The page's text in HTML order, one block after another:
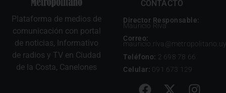
Plataforma de medios de
comunicación con portal
de noticias, Informativo
de radios y TV en Ciudad
de la Costa, Canelones
CONTACTO
Director Responsable:
Mauricio Riva
Correo:
mauricio.riva@metropolitano.uy
Teléfono: 2 698 78 66
Celular: 091 673 129